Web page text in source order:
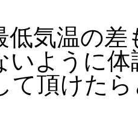
低気温の差
いように体
て頂けた